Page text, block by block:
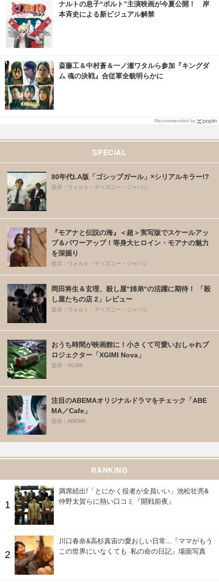
ナルトの息子“ボルト”主演映画が今夏公開！ 岸
本斉史による新ビジュアル解禁
斎藤工＆中村蒼＆一ノ瀬ワタルら参加『キングダ
ム 魂の決戦』合従軍全貌明らかに
Recommended by
SPECIAL
80年代LA版「ゴシップガール」×シリアルキラー!?
提供：ウォルト・ディズニー・ジャパン
『モアナと伝説の海』＜超＞実写版でスケールアッ
プ＆パワーアップ！等身大ヒロイン・モアナの魅力
を深掘り
提供：ウォルト・ディズニー・ジャパン
岡田将生＆玄理、殺し屋“姉弟“の活躍に期待！ 「殺
し屋たちの店 2」レビュー
提供：ウォルト・ディズニー・ジャパン
おうち時間が映画館に！小さくて可愛いおしゃれプ
ロジェクター「XGIMI Nova」
提供：XGIMI
注目のABEMAオリジナルドラマをチェック「ABE
MA／Cafe」
提供：ABEMA
RANKING
満席続出!「とにかく役者が全員いい」池松壮亮&
仲野太賀らに熱い口コミ『開戦前夜』
川口春奈&高杉真宙の愛おしい日常...『ママがもう
この世界にいなくても 私の命の日記』場面写真